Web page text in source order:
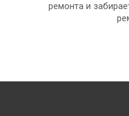
ремонта и